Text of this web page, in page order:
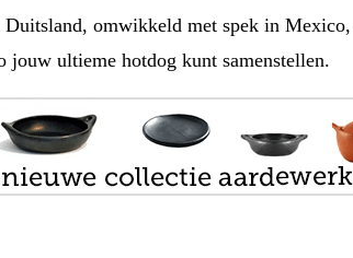
omwikkeld met spek in
jouw ultieme hotdog kunt samenstellen.